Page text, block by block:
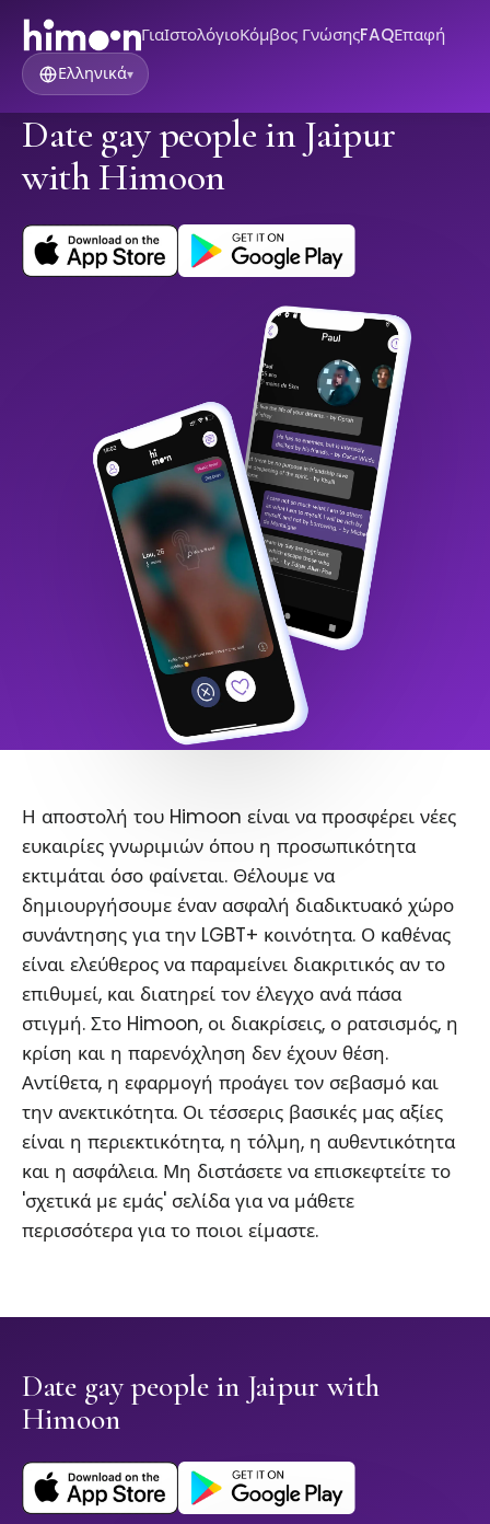
ΓιαΙστολόγιοΚόμβος ΓνώσηςFAQΕπαφή
Ελληνικά▾
Date gay people in Jaipur
with Himoon
Η αποστολή του Himoon είναι να προσφέρει νέες
ευκαιρίες γνωριμιών όπου η προσωπικότητα
εκτιμάται όσο φαίνεται. Θέλουμε να
δημιουργήσουμε έναν ασφαλή διαδικτυακό χώρο
συνάντησης για την LGBT+ κοινότητα. Ο καθένας
είναι ελεύθερος να παραμείνει διακριτικός αν το
επιθυμεί, και διατηρεί τον έλεγχο ανά πάσα
στιγμή. Στο Himoon, οι διακρίσεις, ο ρατσισμός, η
κρίση και η παρενόχληση δεν έχουν θέση.
Αντίθετα, η εφαρμογή προάγει τον σεβασμό και
την ανεκτικότητα. Οι τέσσερις βασικές μας αξίες
είναι η περιεκτικότητα, η τόλμη, η αυθεντικότητα
και η ασφάλεια. Μη διστάσετε να επισκεφτείτε το
'σχετικά με εμάς' σελίδα για να μάθετε
περισσότερα για το ποιοι είμαστε.
Date gay people in Jaipur with
Himoon